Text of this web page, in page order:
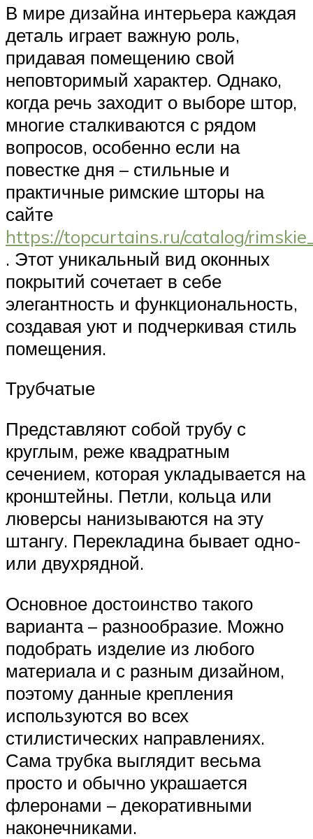
В мире дизайна интерьера каждая
деталь играет важную роль,
придавая помещению свой
неповторимый характер. Однако,
когда речь заходит о выборе штор,
многие сталкиваются с рядом
вопросов, особенно если на
повестке дня – стильные и
практичные римские шторы на
сайте
https://topcurtains.ru/catalog/
. Этот уникальный вид оконных
покрытий сочетает в себе
элегантность и функциональность,
создавая уют и подчеркивая стиль
помещения.
Трубчатые
Представляют собой трубу с
круглым, реже квадратным
сечением, которая укладывается на
кронштейны. Петли, кольца или
люверсы нанизываются на эту
штангу. Перекладина бывает одно-
или двухрядной.
Основное достоинство такого
варианта – разнообразие. Можно
подобрать изделие из любого
материала и с разным дизайном,
поэтому данные крепления
используются во всех
стилистических направлениях.
Сама трубка выглядит весьма
просто и обычно украшается
флеронами – декоративными
наконечниками.